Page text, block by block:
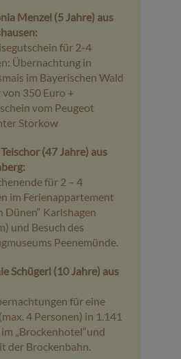
Menzel (5 Jahre) aus
für 2-4
Übernachtung in
im Bayerischen Wald
350 Euro +
vom Peugeot
Storkow
Telschor (47 Jahre) aus
für 2 – 4
im Ferienappartement
Dünen“ Karlshagen
und Besuch des
Peenemünde.
Schügerl (10 Jahre) aus
für eine
4 Personen) in 1.141
„Brockenhotel“und
der Brockenbahn.